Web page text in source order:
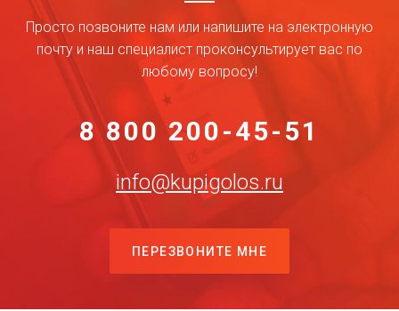
Просто позвоните нам или напишите на электронную
почту и наш специалист проконсультирует вас по
любому вопросу!
8 800 200-45-51
info@kupigolos.ru
ПЕРЕЗВОНИТЕ МНЕ